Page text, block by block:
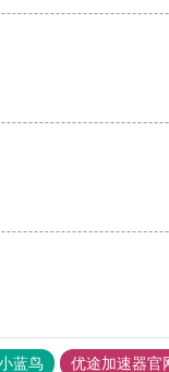
蓝鸟 优途加速器官